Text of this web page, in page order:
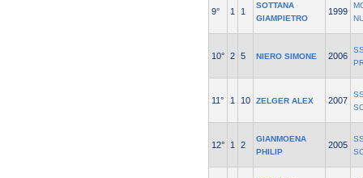
9° 1 1
SOTTANA
GIAMPIETRO
1999
10° 2 5 NIERO SIMONE 2006
11° 1 10 ZELGER ALEX 2007
12° 1 2
GIANMOENA
PHILIP
2005